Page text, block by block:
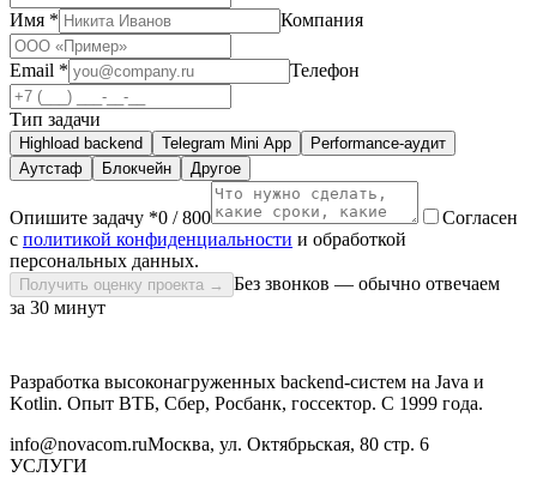
Имя * Компания
Email * Телефон
Тип задачи
Highload backend Telegram Mini App
Performance-аудит
Аутстаф
Блокчейн Другое
Опишите задачу *0 / 800
Согласен
с политикой конфиденциальности и обработкой
персональных данных.
Получить оценку проекта →
Без звонков — обычно отвечаем
за 30 минут
Разработка высоконагруженных backend-систем на Java и
Kotlin. Опыт ВТБ, Сбер, Росбанк, госсектор. С 1999 года.
info@novacom.ruМосква, ул. Октябрьская, 80 стр. 6
УСЛУГИ